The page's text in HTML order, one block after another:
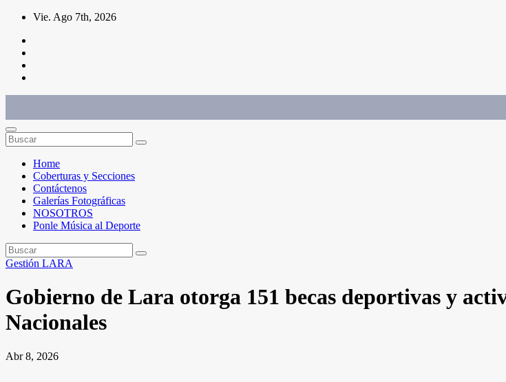
Saltar
contenido
Vie. Ago 7th, 2026
Home
Coberturas y Secciones
Contáctenos
Galerías Fotográficas
NOSOTROS
Ponle Música al Deporte
Gestión LARA
Gobierno de Lara otorga 151 becas deportivas y
Nacionales
Abr 8, 2026